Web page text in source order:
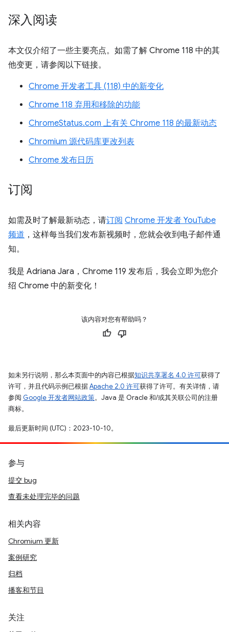
深入阅读
本文仅介绍了一些主要亮点。如需了解 Chrome 118 中的其
他变更，请参阅以下链接。
Chrome 开发者工具 (118) 中的新变化
Chrome 118 弃用和移除的功能
ChromeStatus.com 上有关 Chrome 118 的最新动态
Chromium 源代码库更改列表
Chrome 发布日历
订阅
如需及时了解最新动态，请订阅 Chrome 开发者 YouTube
频道 ，这样每当我们发布新视频时，您就会收到电子邮件通
知。
我是 Adriana Jara，Chrome 119 发布后，我会立即为您介
绍 Chrome 中的新变化！
该内容对您有帮助吗？
如未另行说明，那么本页面中的内容已根据知识共享署名 4.0 许可获得了
许可，并且代码示例已根据Apache 2.0 许可获得了许可。有关详情，请
参阅 Google 开发者网站政策。Java 是 Oracle 和/或其关联公司的注册
商标。
最后更新时间 (UTC)：2023-10-10。
参与
提交 bug
查看未处理完毕的问题
相关内容
Chromium 更新
案例研究
归档
播客和节目
关注